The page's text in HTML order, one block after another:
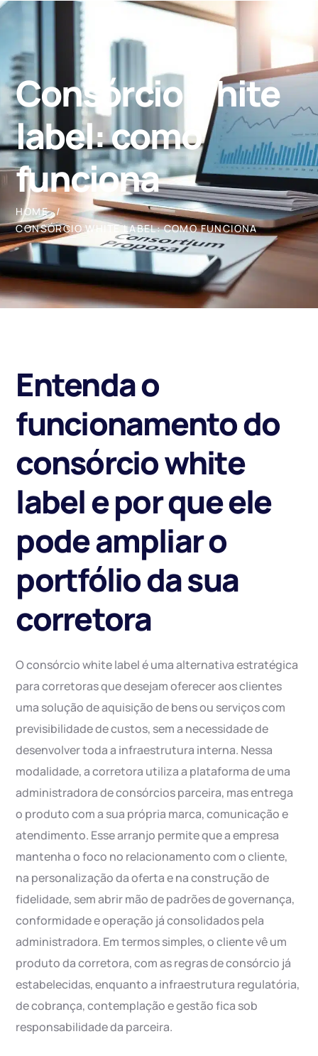
Consórcio white
label: como
funciona
HOME
CONSÓRCIO WHITE LABEL: COMO FUNCIONA
Entenda o
funcionamento do
consórcio white
label e por que ele
pode ampliar o
portfólio da sua
corretora
O consórcio white label é uma alternativa estratégica
para corretoras que desejam oferecer aos clientes
uma solução de aquisição de bens ou serviços com
previsibilidade de custos, sem a necessidade de
desenvolver toda a infraestrutura interna. Nessa
modalidade, a corretora utiliza a plataforma de uma
administradora de consórcios parceira, mas entrega
o produto com a sua própria marca, comunicação e
atendimento. Esse arranjo permite que a empresa
mantenha o foco no relacionamento com o cliente,
na personalização da oferta e na construção de
fidelidade, sem abrir mão de padrões de governança,
conformidade e operação já consolidados pela
administradora. Em termos simples, o cliente vê um
produto da corretora, com as regras de consórcio já
estabelecidas, enquanto a infraestrutura regulatória,
de cobrança, contemplação e gestão fica sob
responsabilidade da parceira.